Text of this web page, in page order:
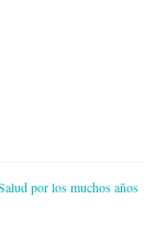
por los muchos años